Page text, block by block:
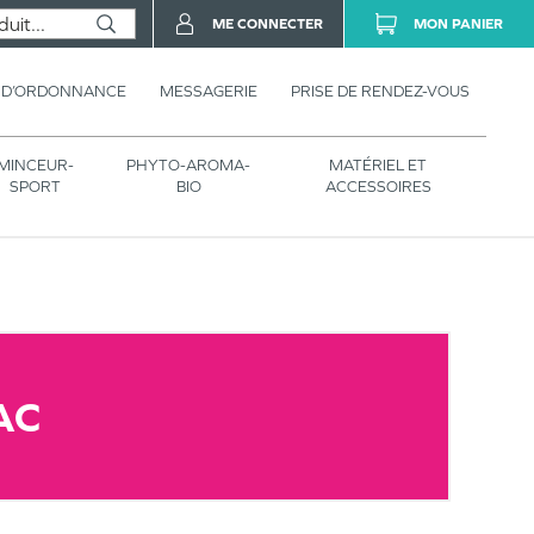
MESSAGERIE PRISE DE RENDEZ-VOUS
SPORT
PHYTO-AROMA-
BIO
MATÉRIEL ET
ACCESSOIRES
ME CONNECTER MON PANIER